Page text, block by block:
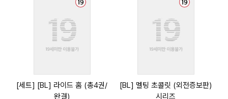
[세트] [BL] 라이드 홈 (총4권/
완결)
[BL] 멜팅 초콜릿 (외전증보판)
시리즈